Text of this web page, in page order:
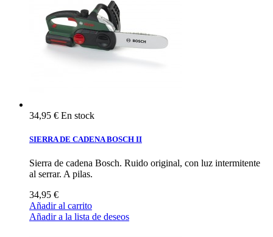
34,95 € En stock
SIERRA DE CADENA BOSCH II
Sierra de cadena Bosch. Ruido original, con luz intermitente
al serrar. A pilas.
34,95 €
Añadir al carrito
Añadir a la lista de deseos